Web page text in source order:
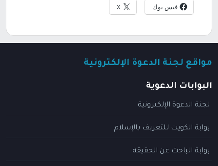
فيس بوك X
مواقع لجنة الدعوة الإلكترونية
البوابات الدعوية
لجنة الدعوة الإلكترونية
بوابة الكويت للتعريف بالإسلام
بوابة الباحث عن الحقيقة